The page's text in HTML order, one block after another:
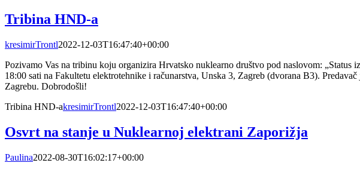
Tribina HND-a
kresimirTrontl2022-12-03T16:47:40+00:00
Pozivamo Vas na tribinu koju organizira Hrvatsko nuklearno društvo pod naslovom:
18:00 sati na Fakultetu elektrotehnike i računarstva, Unska 3, Zagreb (dvorana B3).
Zagrebu. Dobrodošli!
Tribina HND-akresimirTrontl2022-12-03T16:47:40+00:00
Osvrt na stanje u Nuklearnoj elektrani Zaporižja
Paulina2022-08-30T16:02:17+00:00